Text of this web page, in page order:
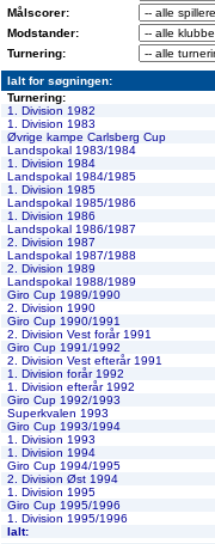
Målscorer:
Modstander:
Turnering:
Ialt for søgningen:
Turnering:
1. Division 1982
1. Division 1983
Øvrige kampe Carlsberg Cup
Landspokal 1983/1984
1. Division 1984
Landspokal 1984/1985
1. Division 1985
Landspokal 1985/1986
1. Division 1986
Landspokal 1986/1987
2. Division 1987
Landspokal 1987/1988
2. Division 1989
Landspokal 1988/1989
Giro Cup 1989/1990
2. Division 1990
Giro Cup 1990/1991
2. Division Vest forår 1991
Giro Cup 1991/1992
2. Division Vest efterår 1991
1. Division forår 1992
1. Division efterår 1992
Giro Cup 1992/1993
Superkvalen 1993
Giro Cup 1993/1994
1. Division 1993
1. Division 1994
Giro Cup 1994/1995
2. Division Øst 1994
1. Division 1995
Giro Cup 1995/1996
1. Division 1995/1996
Ialt: